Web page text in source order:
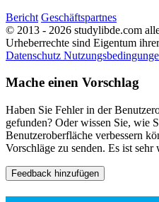
Bericht Geschäftspartnes
© 2013 - 2026 studylibde.com
Urheberrechte sind Eigentum
Datenschutz
Mache einen Vorschlag
Haben Sie Fehler in der
gefunden? Oder wissen Sie, wie
Benutzeroberfläche verbessern
Vorschläge zu senden. Es ist
Feedback hinzufügen